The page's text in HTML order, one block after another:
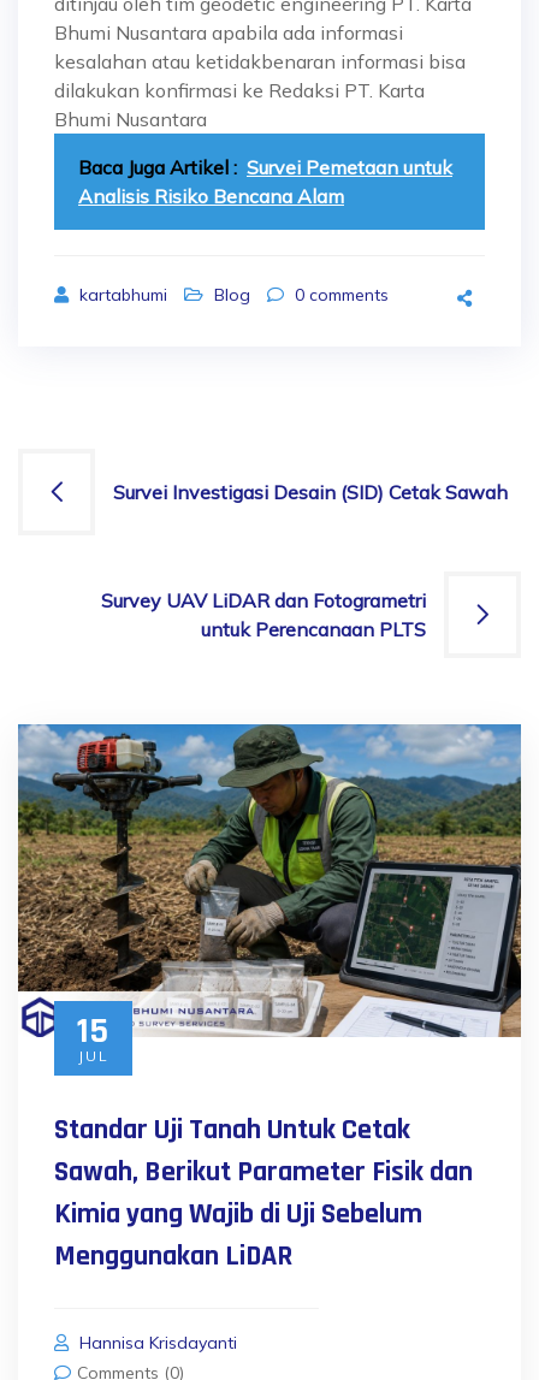
Bhumi Nusantara apabila ada informasi
kesalahan atau ketidakbenaran informasi bisa
dilakukan konfirmasi ke Redaksi PT. Karta
Bhumi Nusantara
Baca Juga Artikel : Survei Pemetaan untuk
Analisis Risiko Bencana Alam
kartabhumi Blog 0 comments
Survei Investigasi Desain (SID) Cetak Sawah
Survey UAV LiDAR dan Fotogrametri
untuk Perencanaan PLTS
15
JUL
Standar Uji Tanah Untuk Cetak
Sawah, Berikut Parameter Fisik dan
Kimia yang Wajib di Uji Sebelum
Menggunakan LiDAR
Hannisa Krisdayanti
Comments (0)